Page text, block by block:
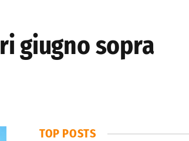
giugno sopra
TOP POSTS